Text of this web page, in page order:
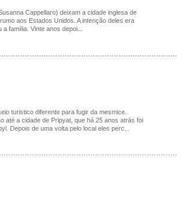
Cappellaro) deixam a cidade inglesa de
aos Estados Unidos. A intenção deles era
família. Vinte anos depoi...
turistico diferente para fugir da mesmice.
até a cidade de Pripyat, que há 25 anos atrás foi
Depois de uma volta pelo local eles perc...